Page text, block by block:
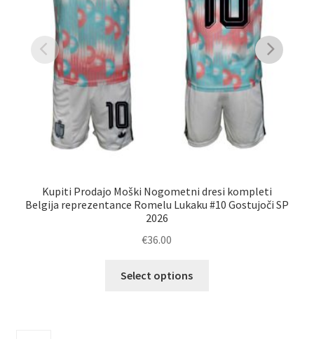
Kupiti Prodajo Moški Nogometni dresi kompleti
Belgija reprezentance Romelu Lukaku #10 Gostujoči SP
2026
€36.00
Select options